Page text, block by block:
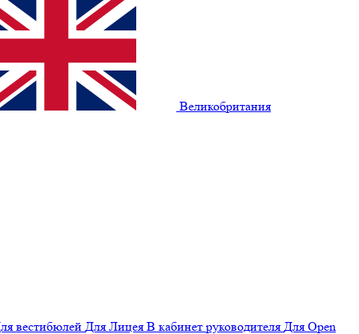
Великобритания
вестибюлей Для Лицея В кабинет руководителя Для Open